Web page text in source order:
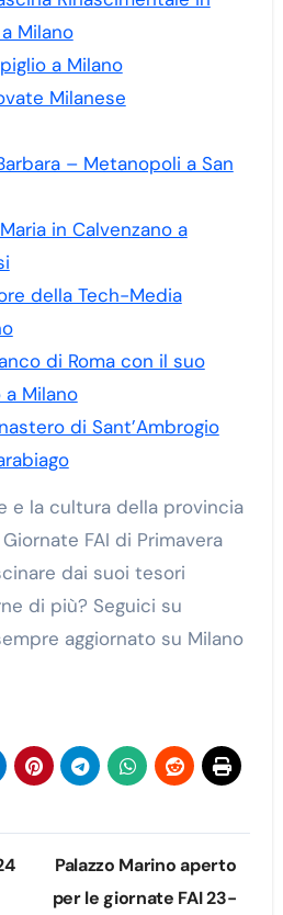
Milano
a Milano
Milanese
– Metanopoli a San
in Calvenzano a
della Tech-Media
di Roma con il suo
a Milano
di Sant’Ambrogio
e la cultura della provincia
FAI di Primavera
dai suoi tesori
di più? Seguici su
aggiornato su Milano
Palazzo Marino aperto
per le giornate FAI 23-